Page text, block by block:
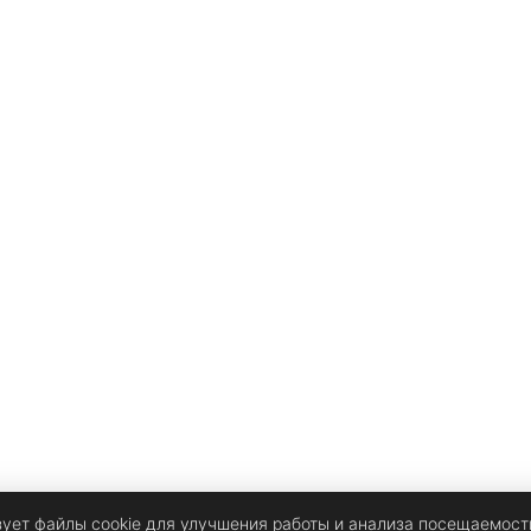
файлы cookie для улучшения работы и анализа